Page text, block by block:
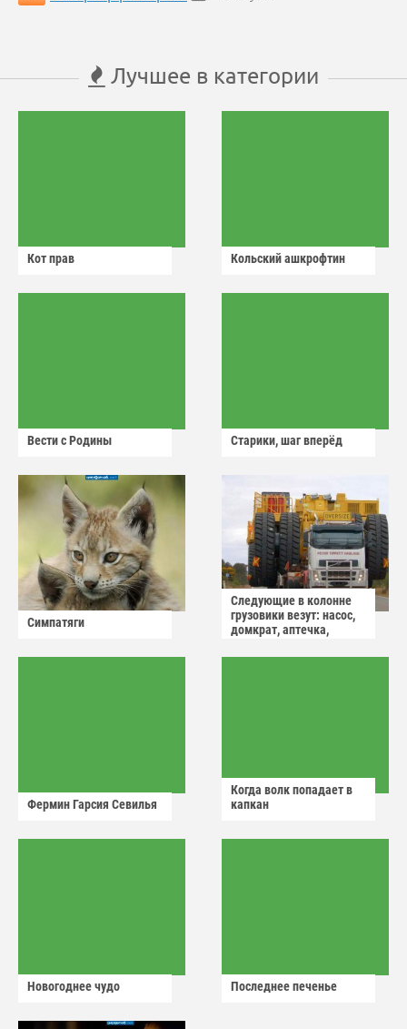
Лучшее в категории
Кот прав Кольский ашкрофтин
Вести с Родины Старики, шаг вперёд
Симпатяги
Следующие в колонне
грузовики везут: насос,
домкрат, аптечка,
Фермин Гарсия Севилья
Когда волк попадает в
капкан
Новогоднее чудо Последнее печенье